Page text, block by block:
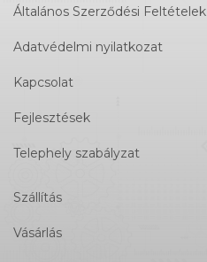
Általános Szerződési Feltételek
Adatvédelmi nyilatkozat
Kapcsolat
Fejlesztések
Telephely szabályzat
Szállítás
Vásárlás